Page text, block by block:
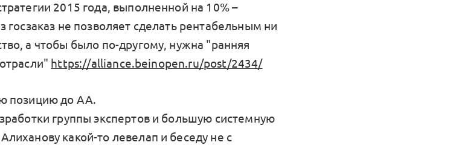
2015 года, выполненной на 10% –
госзаказ не позволяет сделать рентабельным ни
а чтобы было по-другому, нужна "ранняя
https://alliance.beinopen.ru/post/2434/
позицию до АА.
группы экспертов и большую системную
какой-то левелап и беседу не с